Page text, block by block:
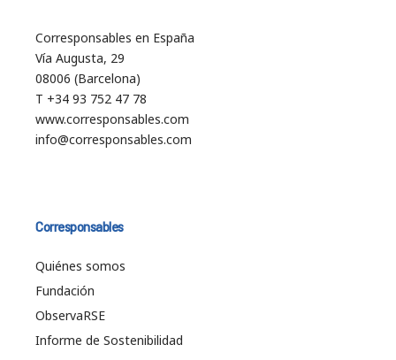
Corresponsables en España
Vía Augusta, 29
08006 (Barcelona)
T +34 93 752 47 78
www.corresponsables.com
info@corresponsables.com
Corresponsables
Quiénes somos
Fundación
ObservaRSE
Informe de Sostenibilidad